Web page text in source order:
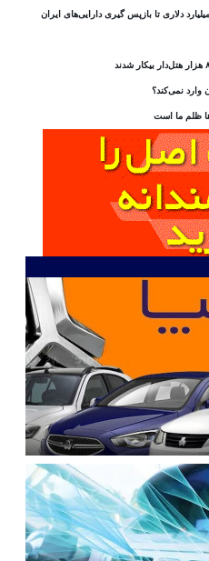
وارد نمی‌کند؟
ظلم ما است